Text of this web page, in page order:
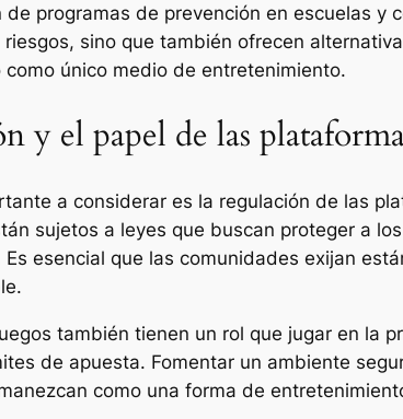
de programas de prevención en escuelas
sino que también ofrecen
único medio de entretenimiento.
y el papel de las
a considerar es la regulación de las
sujetos a leyes que buscan proteger a
Es esencial que las comunidades exijan
también tienen un rol que jugar en la
de apuesta. Fomentar un ambiente
como una forma de